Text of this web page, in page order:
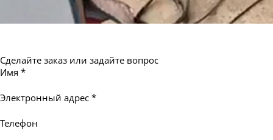
Сделайте заказ или задайте вопрос
Имя *
Электронный адрес *
Телефон